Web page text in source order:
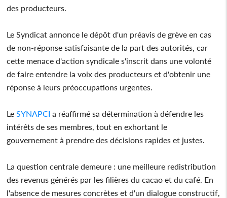
des producteurs.
Le Syndicat annonce le dépôt d'un préavis de grève en cas
de non-réponse satisfaisante de la part des autorités, car
cette menace d'action syndicale s'inscrit dans une volonté
de faire entendre la voix des producteurs et d'obtenir une
réponse à leurs préoccupations urgentes.
Le SYNAPCI a réaffirmé sa détermination à défendre les
intérêts de ses membres, tout en exhortant le
gouvernement à prendre des décisions rapides et justes.
La question centrale demeure : une meilleure redistribution
des revenus générés par les filières du cacao et du café. En
l'absence de mesures concrètes et d'un dialogue constructif,